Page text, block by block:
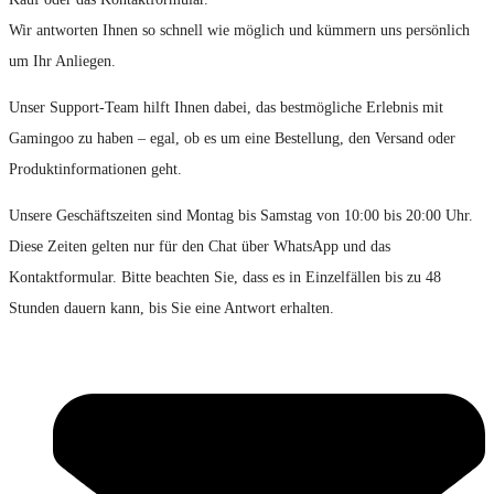
Wir antworten Ihnen so schnell wie möglich und kümmern uns persönlich
um Ihr Anliegen.
Unser Support-Team hilft Ihnen dabei, das bestmögliche Erlebnis mit
Gamingoo zu haben – egal, ob es um eine Bestellung, den Versand oder
Produktinformationen geht.
Unsere Geschäftszeiten sind Montag bis Samstag von 10:00 bis 20:00 Uhr.
Diese Zeiten gelten nur für den Chat über WhatsApp und das
Kontaktformular. Bitte beachten Sie, dass es in Einzelfällen bis zu 48
Stunden dauern kann, bis Sie eine Antwort erhalten.